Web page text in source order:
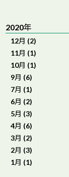
2020年
12月 (2)
11月 (1)
10月 (1)
9月 (6)
7月 (1)
6月 (2)
5月 (3)
4月 (6)
3月 (2)
2月 (3)
1月 (1)